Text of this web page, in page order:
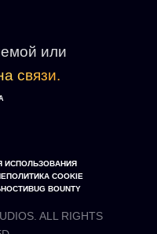
или
связи.
ИСПОЛЬЗОВАНИЯ
ПОЛИТИКА COOKIE
BUG BOUNTY
ALL RIGHTS